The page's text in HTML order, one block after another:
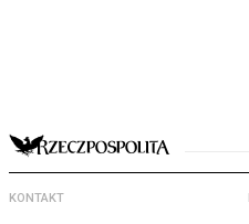
KONTAKT